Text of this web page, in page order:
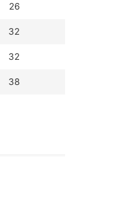
26
32
32
38